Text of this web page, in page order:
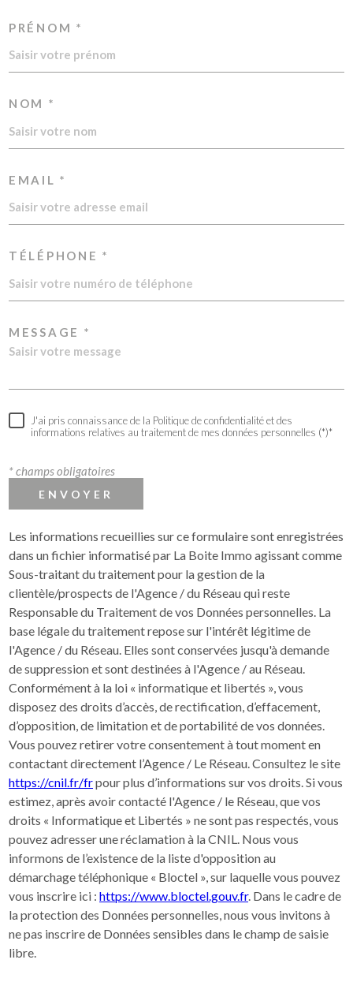
PRÉNOM *
NOM *
EMAIL *
TÉLÉPHONE *
MESSAGE *
J'ai pris connaissance de la Politique de confidentialité et des
informations relatives au traitement de mes données personnelles (*)*
* champs obligatoires
ENVOYER
Les informations recueillies sur ce formulaire sont enregistrées
dans un fichier informatisé par La Boite Immo agissant comme
Sous-traitant du traitement pour la gestion de la
clientèle/prospects de l'Agence / du Réseau qui reste
Responsable du Traitement de vos Données personnelles. La
base légale du traitement repose sur l'intérêt légitime de
l'Agence / du Réseau. Elles sont conservées jusqu'à demande
de suppression et sont destinées à l'Agence / au Réseau.
Conformément à la loi « informatique et libertés », vous
disposez des droits d’accès, de rectification, d’effacement,
d’opposition, de limitation et de portabilité de vos données.
Vous pouvez retirer votre consentement à tout moment en
contactant directement l’Agence / Le Réseau. Consultez le site
https://cnil.fr/frpour plus d’informations sur vos droits. Si vous
estimez, après avoir contacté l'Agence / le Réseau, que vos
droits « Informatique et Libertés » ne sont pas respectés, vous
pouvez adresser une réclamation à la CNIL. Nous vous
informons de l’existence de la liste d'opposition au
démarchage téléphonique « Bloctel », sur laquelle vous pouvez
vous inscrire ici : https://www.bloctel.gouv.fr. Dans le cadre de
la protection des Données personnelles, nous vous invitons à
ne pas inscrire de Données sensibles dans le champ de saisie
libre.